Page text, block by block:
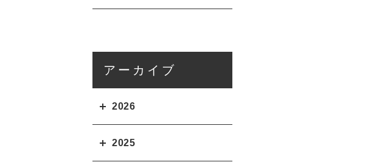
アーカイブ
2026
2025